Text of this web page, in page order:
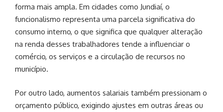
forma mais ampla. Em cidades como Jundiaí, o
funcionalismo representa uma parcela significativa do
consumo interno, o que significa que qualquer alteração
na renda desses trabalhadores tende a influenciar o
comércio, os serviços e a circulação de recursos no
município.
Por outro lado, aumentos salariais também pressionam o
orçamento público, exigindo ajustes em outras áreas ou